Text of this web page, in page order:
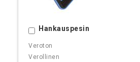
Hankauspesin
Ostoskoriin